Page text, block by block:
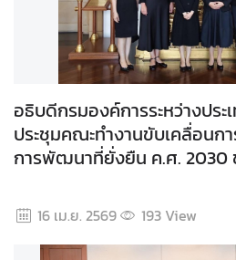
ส
ริ
ม
ธ
ร
อธิบดีกรมองค์การระหว่างประ
ประชุมคณะทำงานขับเคลื่อนกา
การพัฒนาที่ยั่งยืน ค.ศ. 2030
16 เม.ย. 2569 193View